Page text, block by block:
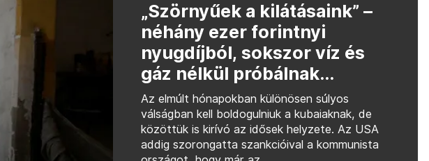
„Szörnyűek a kilátásaink” –
néhány ezer forintnyi
nyugdíjból, sokszor víz és
gáz nélkül próbálnak...
Az elmúlt hónapokban különösen súlyos
válságban kell boldogulniuk a kubaiaknak, de
közöttük is kirívó az idősek helyzete. Az USA
addig szorongatta szankcióival a kommunista